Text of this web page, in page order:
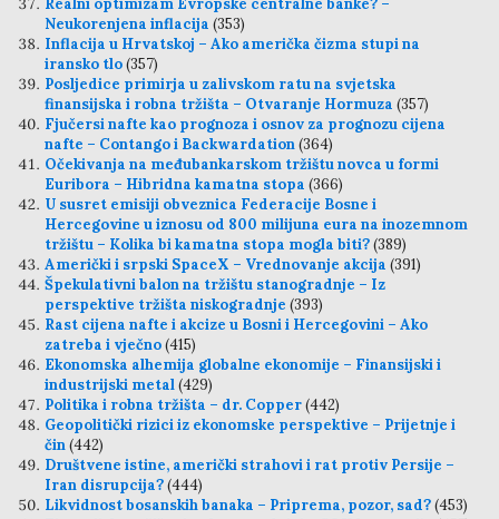
Realni optimizam Evropske centralne banke? –
Neukorenjena inflacija (353)
Inflacija u Hrvatskoj – Ako američka čizma stupi na
iransko tlo(357)
Posljedice primirja u zalivskom ratu na svjetska
finansijska i robna tržišta – Otvaranje Hormuza (357)
Fjučersi nafte kao prognoza i osnov za prognozu cijena
nafte – Contango i Backwardation(364)
Očekivanja na međubankarskom tržištu novca u formi
Euribora – Hibridna kamatna stopa (366)
U susret emisiji obveznica Federacije Bosne i
Hercegovine u iznosu od 800 milijuna eura na inozemnom
tržištu – Kolika bi kamatna stopa mogla biti?(389)
Američki i srpski SpaceX – Vrednovanje akcija (391)
Špekulativni balon na tržištu stanogradnje – Iz
perspektive tržišta niskogradnje (393)
Rast cijena nafte i akcize u Bosni i Hercegovini – Ako
zatreba i vječno(415)
Ekonomska alhemija globalne ekonomije – Finansijski i
industrijski metal(429)
Politika i robna tržišta – dr. Copper(442)
Geopolitički rizici iz ekonomske perspektive – Prijetnje i
čin(442)
Društvene istine, američki strahovi i rat protiv Persije –
Iran disrupcija?(444)
Likvidnost bosanskih banaka – Priprema, pozor, sad?(453)